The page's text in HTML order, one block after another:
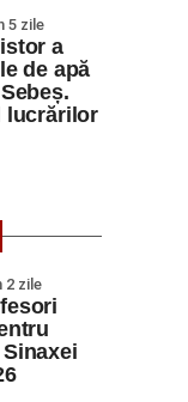
5 zile
a
de apă
lucrărilor
2 zile